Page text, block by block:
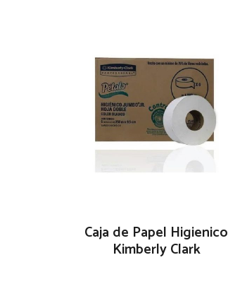
Caja de Papel Higienico
Kimberly Clark